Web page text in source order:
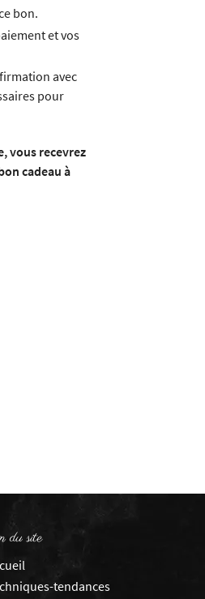
bon.
et vos
avec
pour
vous recevrez
cadeau à
site
tendances